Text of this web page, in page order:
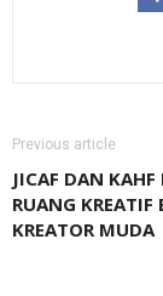
Previous article
JICAF DAN KAHF
RUANG KREATIF
KREATOR MUDA